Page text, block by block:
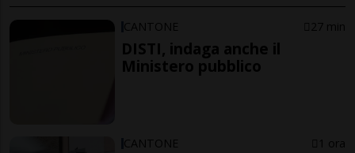
CANTONE 27 min
DISTI, indaga anche il
Ministero pubblico
CANTONE 1 ora